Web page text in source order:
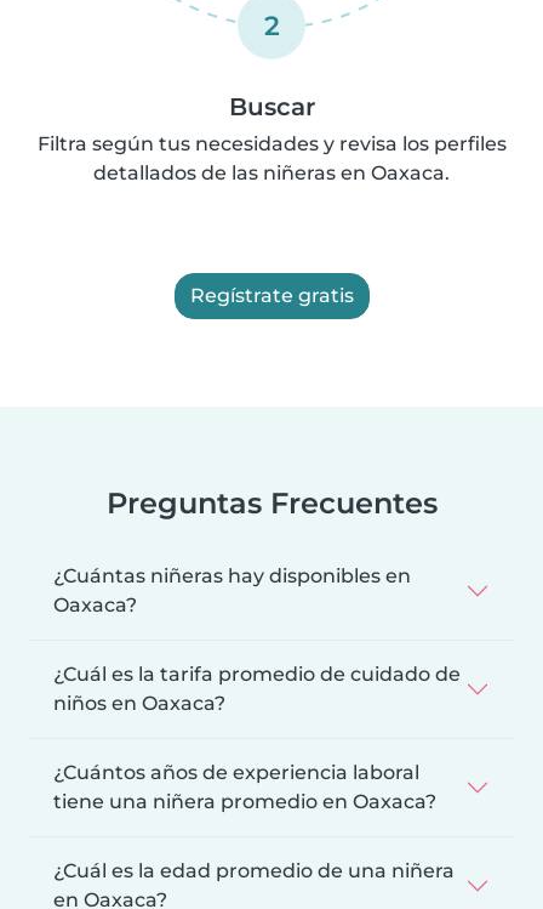
2
Buscar
Filtra según tus necesidades y revisa los perfiles
detallados de las niñeras en Oaxaca.
Regístrate gratis
Preguntas Frecuentes
¿Cuántas niñeras hay disponibles en
Oaxaca?
¿Cuál es la tarifa promedio de cuidado de
niños en Oaxaca?
¿Cuántos años de experiencia laboral
tiene una niñera promedio en Oaxaca?
¿Cuál es la edad promedio de una niñera
en Oaxaca?